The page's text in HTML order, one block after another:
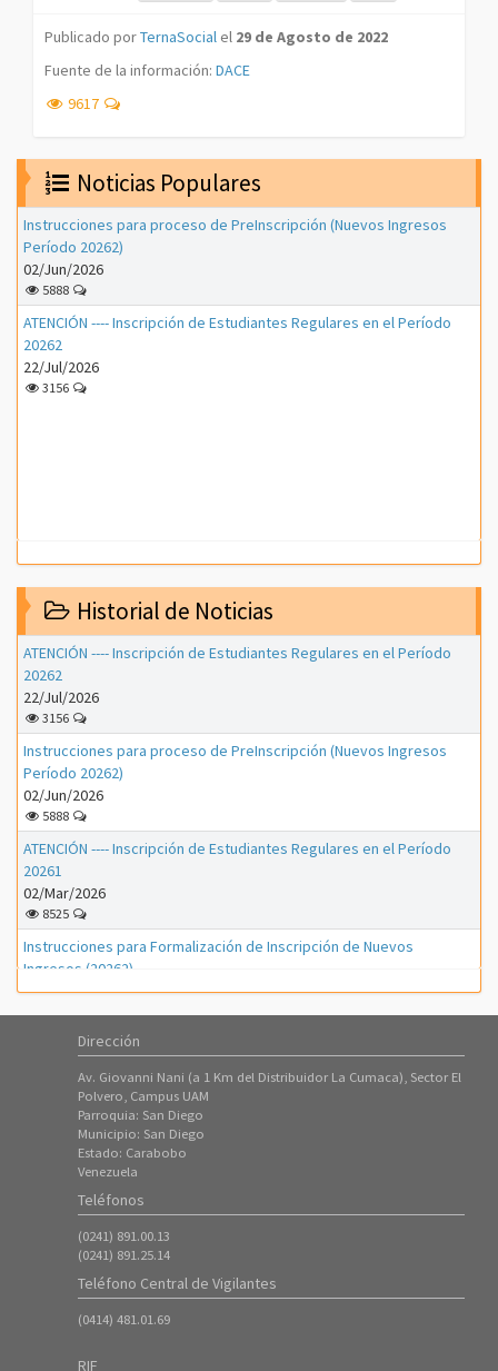
Publicado porTernaSocial el 29 de Agosto de 2022
Fuente de la información: DACE
9617
Noticias Populares
Instrucciones para proceso de PreInscripción (Nuevos Ingresos
Período 20262)
02/Jun/2026
5888
ATENCIÓN ---- Inscripción de Estudiantes Regulares en el Período
20262
22/Jul/2026
3156
Historial de Noticias
ATENCIÓN ---- Inscripción de Estudiantes Regulares en el Período
20262
22/Jul/2026
3156
Instrucciones para proceso de PreInscripción (Nuevos Ingresos
Período 20262)
02/Jun/2026
5888
ATENCIÓN ---- Inscripción de Estudiantes Regulares en el Período
20261
02/Mar/2026
8525
Instrucciones para Formalización de Inscripción de Nuevos
Ingresos (20262)
01/Mar/2026
Instrucciones para Formalización de Inscripción de Nuevos
01/Feb/2026
Instrucciones para proceso de PreInscripción (Nuevos Ingresos
Período 20261)
ATENCIÓN ---- Inscripción de Estudiantes Regulares en el Período
08/Oct/2025
Ingresos (20253)
Dirección
Av. Giovanni Nani (a 1 Km del Distribuidor La Cumaca), Sector El
Polvero, Campus UAM
Parroquia: San Diego
Municipio: San Diego
Estado: Carabobo
Venezuela
Teléfonos
(0241) 891.00.13
(0241) 891.25.14
Teléfono Central de Vigilantes
(0414) 481.01.69
RIF